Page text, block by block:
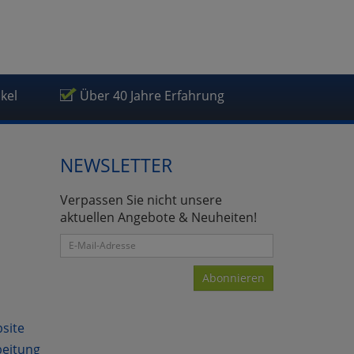
Über 40 Jahre Erfahrung
NEWSLETTER
Verpassen Sie nicht unsere
aktuellen Angebote & Neuheiten!
Abonnieren